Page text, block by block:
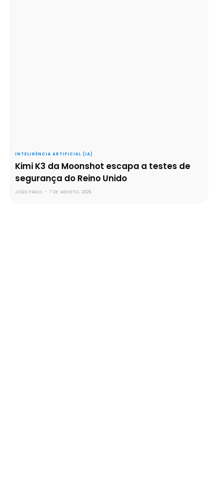
INTELIGÊNCIA ARTIFICIAL (IA)
Kimi K3 da Moonshot escapa a testes de
segurança do Reino Unido
JOÃO PAULO - 7 DE AGOSTO, 2026